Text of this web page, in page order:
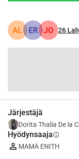
AL ER JO 26
Järjestäjä
Dorita Thalia De la
Hyödynsaajainfo
MAMÁ ENITH